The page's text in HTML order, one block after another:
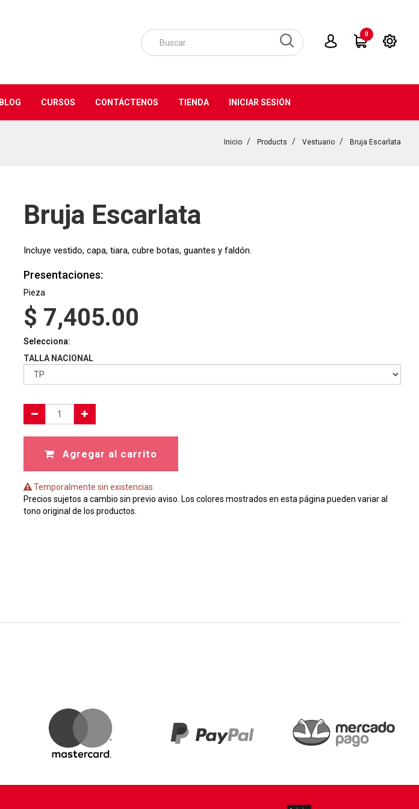
0
BLOG CURSOS CONTÁCTENOS TIENDA INICIAR SESIÓN
Inicio Products Vestuario Bruja Escarlata
Bruja Escarlata
Incluye vestido, capa, tiara, cubre botas, guantes y faldón.
Presentaciones:
Pieza
$ 7,405.00
Selecciona:
TALLA NACIONAL
Agregar al carrito
Temporalmente sin existencias
Precios sujetos a cambio sin previo aviso. Los colores mostrados en esta página pueden variar al
tono original de los productos.